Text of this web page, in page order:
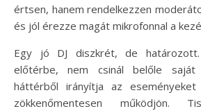
értsen, hanem rendelkezzen
és jól érezze magát mikrofonnal a
Egy jó DJ diszkrét, de
előtérbe, nem csinál belőle
háttérből irányítja az
zökkenőmentesen működjön.